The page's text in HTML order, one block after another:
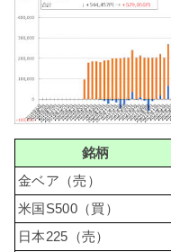
銘柄
金ベア（売）
米国S500（買）
日本225（売）